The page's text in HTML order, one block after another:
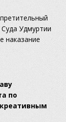
Удмуртии
наказание
по